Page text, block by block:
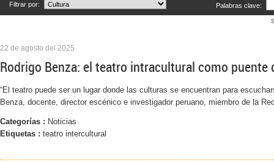
Filtrar por: Palabras clave:
22 de agosto del 2025
Rodrigo Benza: el teatro intracultural como puente
“El teatro puede ser un lugar donde las culturas se encuentran para
Benza, docente, director escénico e investigador peruano, miembro de la
Categorías : Noticias
Etiquetas : teatro intercultural